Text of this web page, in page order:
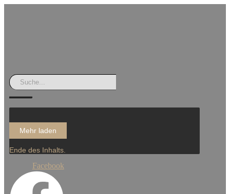
Mehr laden
Ende des Inhalts.
Facebook